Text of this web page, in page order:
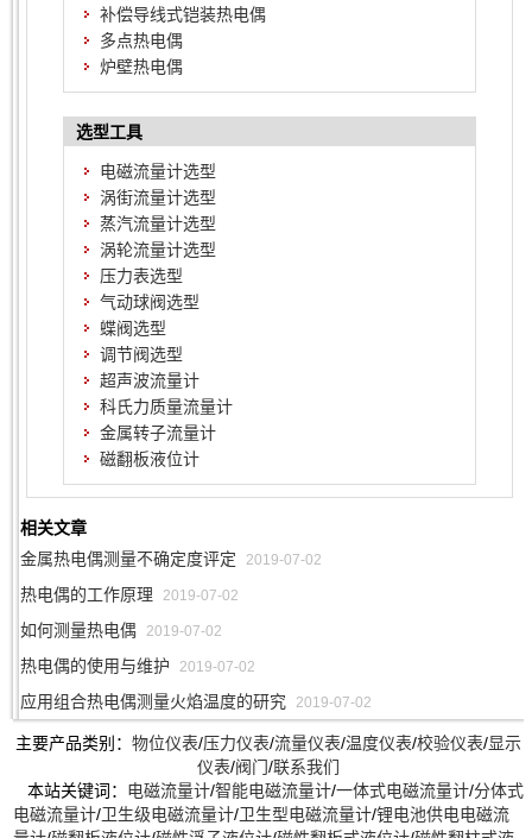
补偿导线式铠装热电偶
多点热电偶
炉壁热电偶
选型工具
电磁流量计选型
涡街流量计选型
蒸汽流量计选型
涡轮流量计选型
压力表选型
气动球阀选型
蝶阀选型
调节阀选型
超声波流量计
科氏力质量流量计
金属转子流量计
磁翻板液位计
相关文章
金属热电偶测量不确定度评定
2019-07-02
热电偶的工作原理 2019-07-02
如何测量热电偶 2019-07-02
热电偶的使用与维护 2019-07-02
应用组合热电偶测量火焰温度的研究 2019-07-02
主要产品类别： 物位仪表/压力仪表/流量仪表/温度仪表/校验仪表/显示
仪表/阀门/联系我们
本站关键词： 电磁流量计/智能电磁流量计/一体式电磁流量计/分体式
电磁流量计/卫生级电磁流量计/卫生型电磁流量计/锂电池供电电磁流